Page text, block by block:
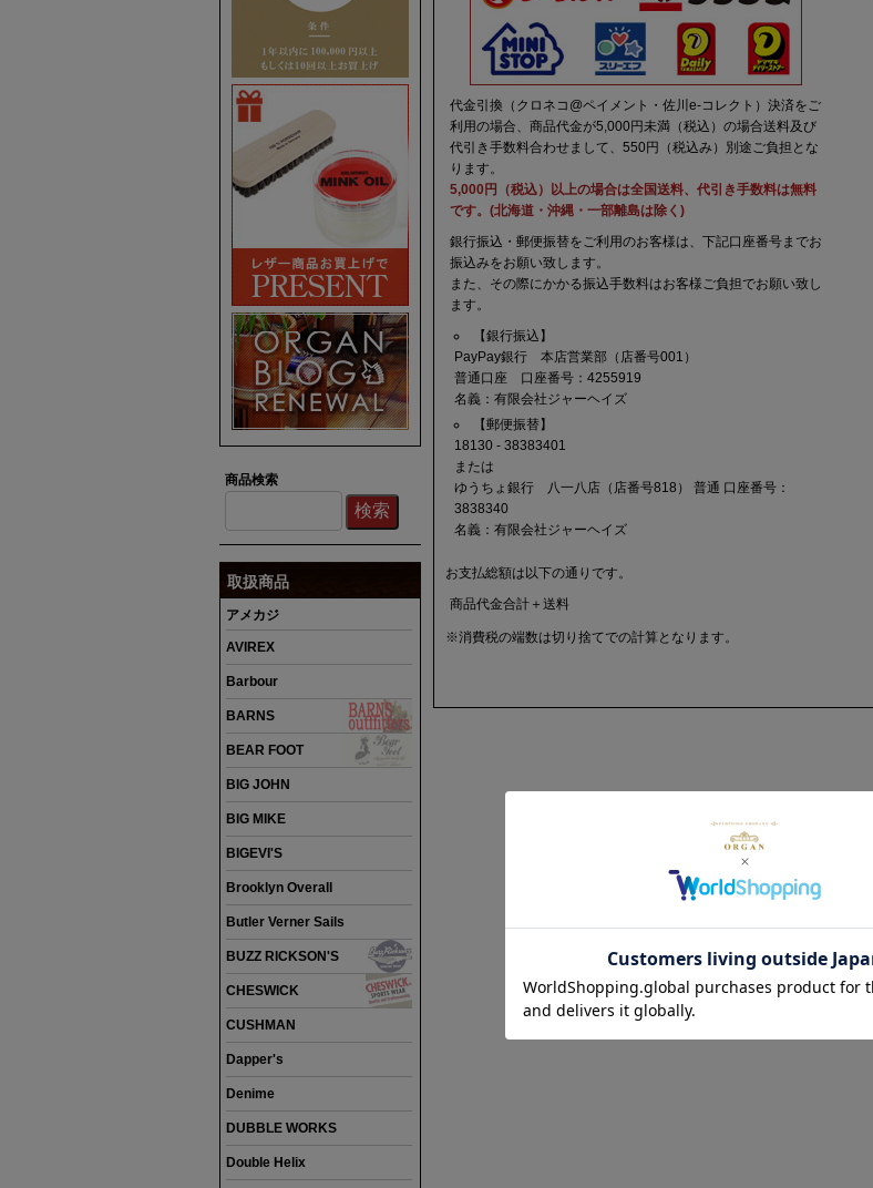
商品検索
取扱商品
アメカジ
AVIREX
Barbour
BARNS
BEAR FOOT
BIG JOHN
BIG MIKE
BIGEVI'S
Brooklyn Overall
Butler Verner Sails
BUZZ RICKSON'S
CHESWICK
CUSHMAN
Dapper's
Denime
DUBBLE WORKS
Double Helix
代金引換（クロネコ@ペイメント・佐川e-コレクト）決済をご
利用の場合、商品代金が5,000円未満（税込）の場合送料及び
代引き手数料合わせまして、550円（税込み）別途ご負担とな
ります。
5,000円（税込）以上の場合は全国送料、代引き手数料は無料
です。(北海道・沖縄・一部離島は除く)
銀行振込・郵便振替をご利用のお客様は、下記口座番号までお
振込みをお願い致します。
また、その際にかかる振込手数料はお客様ご負担でお願い致し
ます。
【銀行振込】
PayPay銀行 本店営業部（店番号001）
普通口座 口座番号：4255919
名義：有限会社ジャーヘイズ
【郵便振替】
18130 - 38383401
または
ゆうちょ銀行 八一八店（店番号818） 普通 口座番号：
3838340
名義：有限会社ジャーヘイズ
お支払総額は以下の通りです。
商品代金合計＋送料
※消費税の端数は切り捨てでの計算となります。